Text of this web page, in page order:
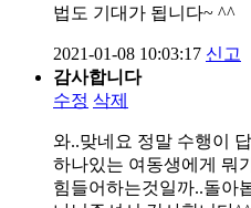
법도 기대가 됩니다~ ^^
2021-01-08 10:03:17 신고
감사합니다
수정 삭제
와..맞네요 정말 수행이
하나있는 여동생에게 뭐
힘들어하는것일까..돌아